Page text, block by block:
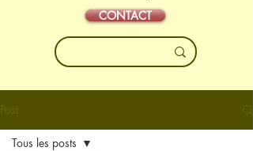
CONTACT
Post
Tous les posts